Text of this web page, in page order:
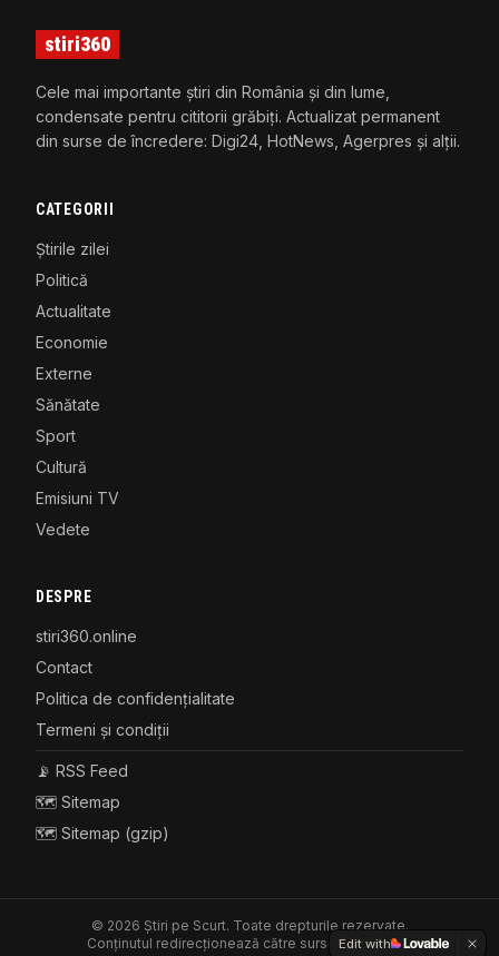
stiri360
Cele mai importante știri din România și din lume,
condensate pentru cititorii grăbiți. Actualizat permanent
din surse de încredere: Digi24, HotNews, Agerpres și alții.
CATEGORII
Știrile zilei
Politică
Actualitate
Economie
Externe
Sănătate
Sport
Cultură
Emisiuni TV
Vedete
DESPRE
stiri360.online
Contact
Politica de confidențialitate
Termeni și condiții
📡 RSS Feed
🗺️ Sitemap
🗺️ Sitemap (gzip)
© 2026 Știri pe Scurt. Toate drepturile rezervate.
Conținutul redirecționează către sursele originale.
Edit with